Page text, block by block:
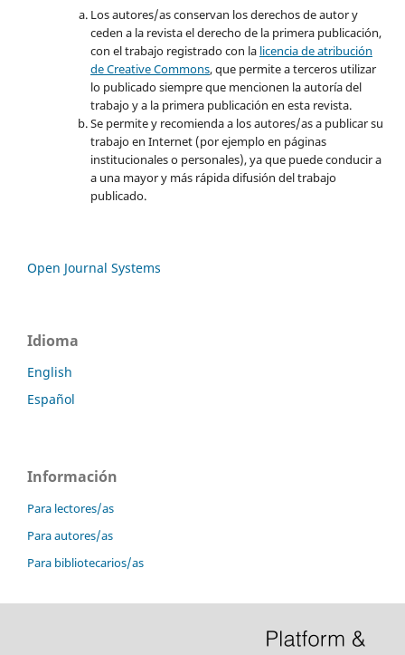
Los autores/as conservan los derechos de autor y
ceden a la revista el derecho de la primera publicación,
con el trabajo registrado con la licencia de atribución
de Creative Commons, que permite a terceros utilizar
lo publicado siempre que mencionen la autoría del
trabajo y a la primera publicación en esta revista.
Se permite y recomienda a los autores/as a publicar su
trabajo en Internet (por ejemplo en páginas
institucionales o personales), ya que puede conducir a
a una mayor y más rápida difusión del trabajo
publicado.
Open Journal Systems
Idioma
English
Español
Información
Para lectores/as
Para autores/as
Para bibliotecarios/as